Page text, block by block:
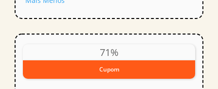
71%
Cupom